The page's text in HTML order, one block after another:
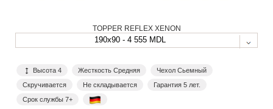
TOPPER REFLEX XENON
190x90 - 4 555 MDL
Высота 4 Жесткость Средняя
Чехол Сьемный
Скручивается
Не складывается
Гарантия 5 лет.
Срок службы 7+